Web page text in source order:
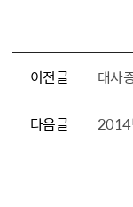
이전글 대사
다음글 2014